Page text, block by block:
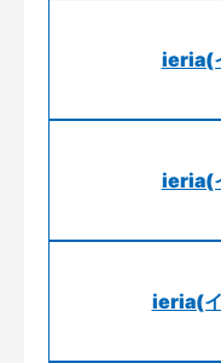
ieria(
ieria(
ieria(